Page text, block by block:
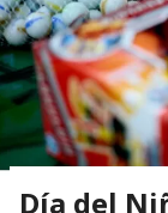
Día del